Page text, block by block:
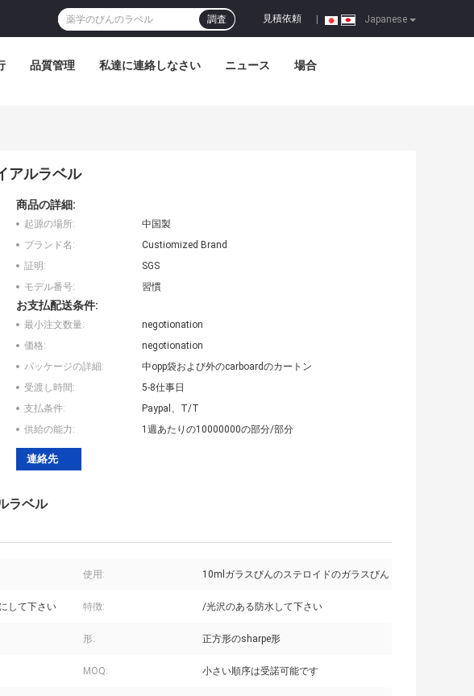
Japanese
見積依頼
調査
品質管理 私達に連絡しなさい ニュース 場合
アルラベル
商品の詳細:
起源の場所:
中国製
ブランド名:
Custiomized Brand
証明:
SGS
モデル番号:
習慣
お支払配送条件:
最小注文数量:
negotionation
価格:
negotionation
パッケージの詳細:
中opp袋および外のcarboardのカートン
受渡し時間:
5-8仕事日
支払条件:
Paypal、T/T
供給の能力:
1週あたりの10000000の部分/部分
連絡先
ラベル
使用: 10mlガラスびんのステロイドのガラスびん
して下さい 特徴: /光沢のある防水して下さい
形: 正方形のsharpe形
MOQ: 小さい順序は受諾可能です